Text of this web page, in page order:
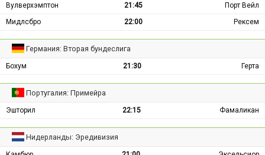
Вулверхэмптон
21:45
Порт Вейл
Мидлсбро
22:00 Рексем
Германия: Вторая бундеслига
Бохум 21:30 Герта
Португалия: Примейра
Эшторил 22:15 Фамаликан
Нидерланды: Эредивизия